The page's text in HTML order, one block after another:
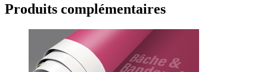
Produits complémentaires